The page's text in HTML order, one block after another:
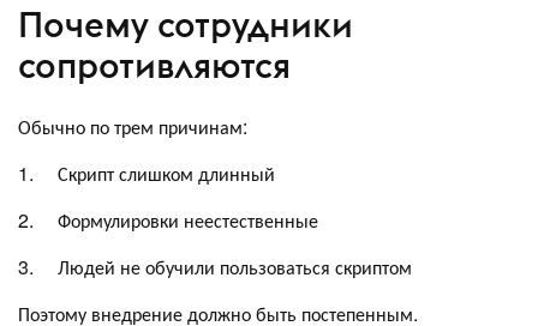
Почему сотрудники
сопротивляются
Обычно по трем причинам:
1. Скрипт слишком длинный
2. Формулировки неестественные
3. Людей не обучили пользоваться скриптом
Поэтому внедрение должно быть постепенным.